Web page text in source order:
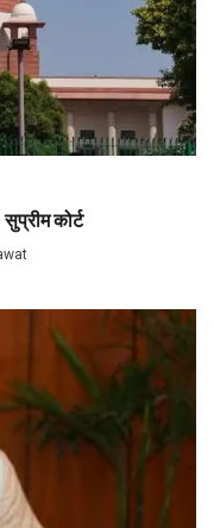
कोर्ट